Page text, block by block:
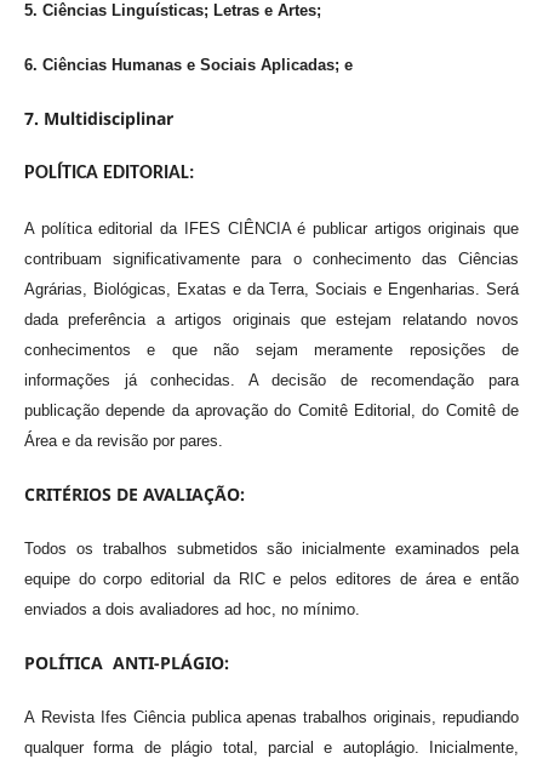
5. Ciências Linguísticas; Letras e Artes;
6. Ciências Humanas e Sociais Aplicadas; e
7. Multidisciplinar
POLÍTICA EDITORIAL:
A política editorial da IFES CIÊNCIA é publicar artigos originais que
contribuam significativamente para o conhecimento das Ciências
Agrárias, Biológicas, Exatas e da Terra, Sociais e Engenharias. Será
dada preferência a artigos originais que estejam relatando novos
conhecimentos e que não sejam meramente reposições de
informações já conhecidas. A decisão de recomendação para
publicação depende da aprovação do Comitê Editorial, do Comitê de
Área e da revisão por pares.
CRITÉRIOS DE AVALIAÇÃO:
Todos os trabalhos submetidos são inicialmente examinados pela
equipe do corpo editorial da RIC e pelos editores de área e então
enviados a dois avaliadores ad hoc, no mínimo.
POLÍTICA ANTI-PLÁGIO:
A Revista Ifes Ciência publica apenas trabalhos originais, repudiando
qualquer forma de plágio total, parcial e autoplágio. Inicialmente,